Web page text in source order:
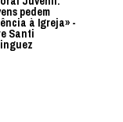
pedem
à Igreja» -
Santi